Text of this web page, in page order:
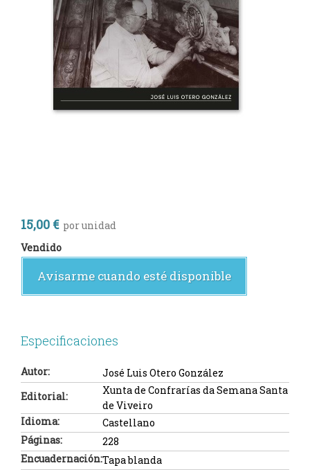
15,00 € por unidad
Vendido
Avisarme cuando esté disponible
Especificaciones
Autor:
José Luis Otero González
Editorial:
Xunta de Confrarías da Semana Santa
de Viveiro
Idioma:
Castellano
Páginas:
228
Encuadernación:Tapa blanda